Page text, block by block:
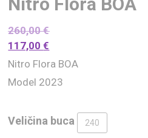
260,00€
117,00€
Nitro Flora BOA
Model 2023
Veličina buca 240